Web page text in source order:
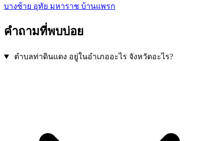
บางซ้าย อุทัย มหาราช บ้านแพรก
คำถามที่พบบ่อย
ตำบลท่าดินแดง อยู่ในอำเภออะไร จังหวัดอะไร?